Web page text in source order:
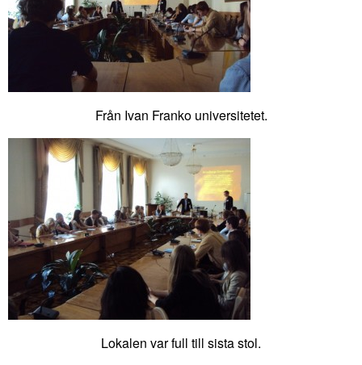
Från Ivan Franko universitetet.
Lokalen var full till sista stol.